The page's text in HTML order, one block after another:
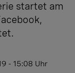
startet am
- 15:08 Uhr